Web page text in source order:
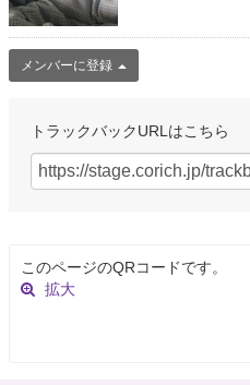
メンバーに登録
トラックバックURLはこちら
このページのQRコードです。
拡大